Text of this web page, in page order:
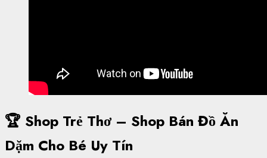
🏆 Shop Trẻ Thơ – Shop Bán Đồ Ăn
Dặm Cho Bé Uy Tín